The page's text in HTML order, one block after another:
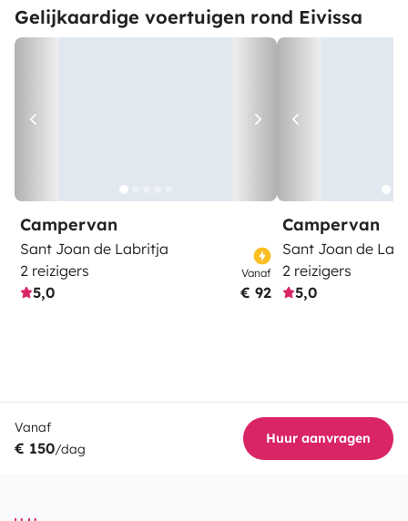
Gelijkaardige voertuigen rond Eivissa
Campervan
Sant Joan de Labritja
2 reizigers
5,0
Vanaf
€ 92
Campervan
Sant Joan de
2 reizigers
5,0
Vanaf
€ 150/dag
Huur aanvragen